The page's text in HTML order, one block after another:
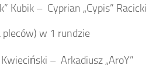
Kubik – Cyprian „Cypis” Racicki
pleców) w 1 rundzie
Kwieciński – Arkadiusz „AroY”